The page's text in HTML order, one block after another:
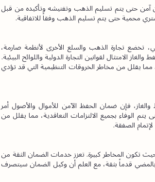
على سبيل المثال، في صفقة الذهب، يتم الاحتفاظ بأموال المشتري في حساب ضمان آمن حتى يتم تسليم الذهب وتفتيشه وتأكيده من قبل
محمية حتى يتم تسليم الذهب وفقاً للاتفاقية.
الامتثال لقوانين التجارة الدولية واللوائح البيئية.
تضمن خدمات الضمان القانونية لدينا أن تلتزم جميع المعاملات بالأطر القانونية اللازمة، مما يقلل من مخاطر الخروقات التنظيمية التي قد تؤدي
عند التعامل مع أصول عالية القيمة مثل الذهب أو التمويلات الكبيرة لمشاريع النفط والغاز، فإن ضمان الحفظ الآمن للأموال والأصول أمر
ضروري. توفر حسابات الضمان آلية آمنة وشفافة للاحتفاظ بهذه الأموال أو الأصول حتى يتم الوفاء بجميع الالتزامات التعاقدية، مما يقلل من
الصفقة.
تُعد الثقة عنصراً أساسياً في أي صفقة، خاصة في مجالات مثل الذهب والنفط والغاز حيث تكون المخاطر كبيرة. تعزز خدمات الضمان الثقة من
خلال توفير طرف ثالث محايد لإدارة المعاملة، مما يسمح لكل من المشترين والبائعين بالمضي قدماً بثقة، مع العلم أن وكيل الضمان سيتصرف